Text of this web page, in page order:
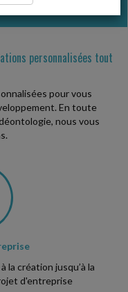
personnalisées tout
pour vous
En toute
nous vous
la création jusqu’à la
d'entreprise